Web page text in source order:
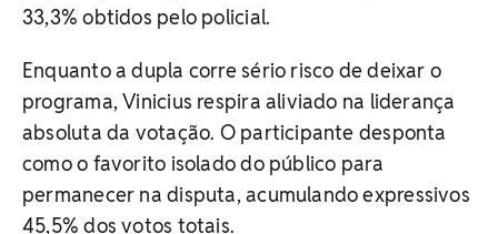
33,3% obtidos pelo policial.
Enquanto a dupla corre sério risco de deixar o
programa, Vinicius respira aliviado na liderança
absoluta da votação. O participante desponta
como o favorito isolado do público para
permanecer na disputa, acumulando expressivos
45,5% dos votos totais.